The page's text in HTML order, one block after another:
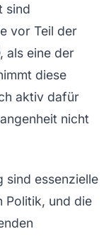
sind
vor Teil der
als eine der
diese
aktiv dafür
nicht
sind essenzielle
Politik, und die